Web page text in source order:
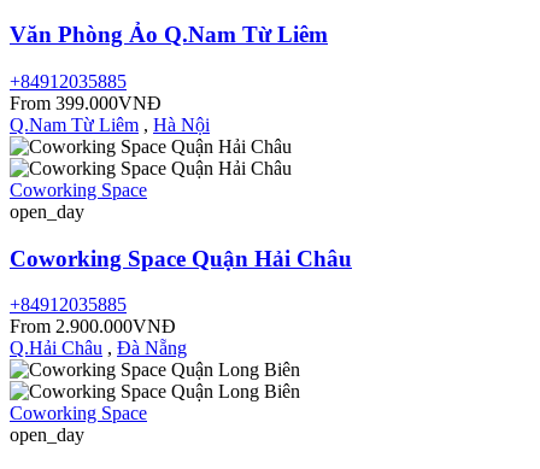
Văn Phòng Ảo Q.Nam Từ Liêm
+84912035885
From 399.000VNĐ
Q.Nam Từ Liêm , Hà Nội
Coworking Space
open_day
Coworking Space Quận Hải Châu
+84912035885
From 2.900.000VNĐ
Q.Hải Châu , Đà Nẵng
Coworking Space
open_day